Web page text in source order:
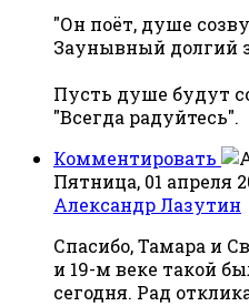
"Он поёт, душе
Заунывный долгий
Пусть душе будут
"Всегда радуйтесь".
Комментировать
Пятница, 01 апреля
Александр Лазутин
Спасибо, Тамара и
и 19-м веке такой
сегодня. Рад